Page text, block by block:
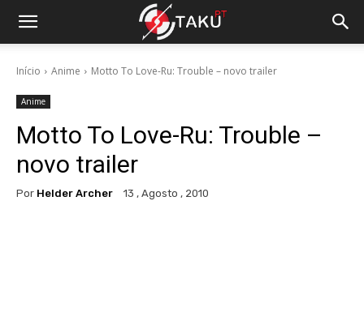
Início Anime Motto To Love-Ru: Trouble – novo trailer
Anime
Motto To Love-Ru: Trouble –
novo trailer
Por Helder Archer 13 , Agosto , 2010